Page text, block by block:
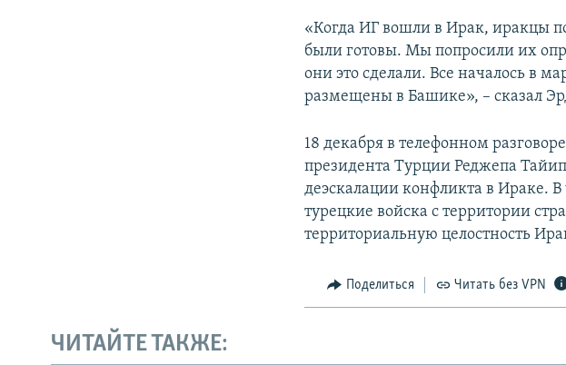
«Когда ИГ вошли в Ирак, иракцы
были готовы. Мы попросили их
они это сделали. Все началось в
размещены в Башике», – сказал
18 декабря в телефонном
президента Турции Реджепа
деэскалации конфликта в Ираке.
турецкие войска с территории
территориальную целостность
Поделиться Читать без VPN
ЧИТАЙТЕ ТАКЖЕ: